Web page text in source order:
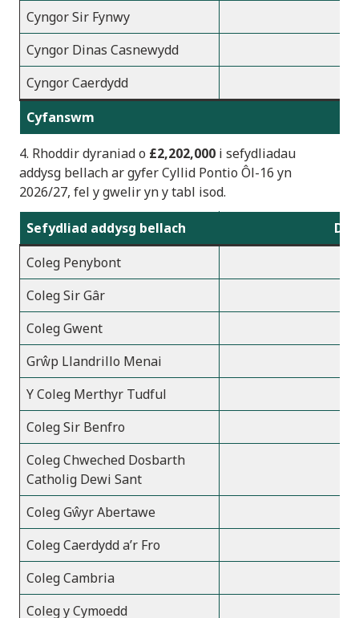
Cyngor Sir Fynwy
Cyngor Dinas Casnewydd
Cyngor Caerdydd
Cyfanswm
4. Rhoddir dyraniad o £2,202,000 i sefydliadau
addysg bellachar gyfer Cyllid Pontio Ôl-16 yn
2026/27, fel y gwelir yn y tabl isod.
Sefydliad addysg bellach
Coleg Penybont
Coleg Sir Gâr
Coleg Gwent
Grŵp Llandrillo Menai
Y Coleg Merthyr Tudful
Coleg Sir Benfro
Coleg Chweched Dosbarth
Catholig Dewi Sant
Coleg Gŵyr Abertawe
Coleg Caerdydd a’r Fro
Coleg Cambria
Coleg y Cymoedd